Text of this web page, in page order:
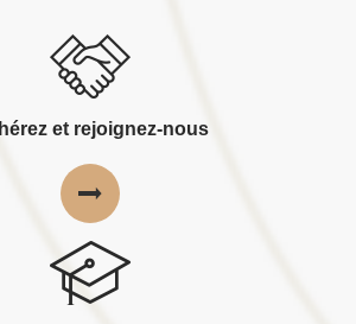
et rejoignez-nous